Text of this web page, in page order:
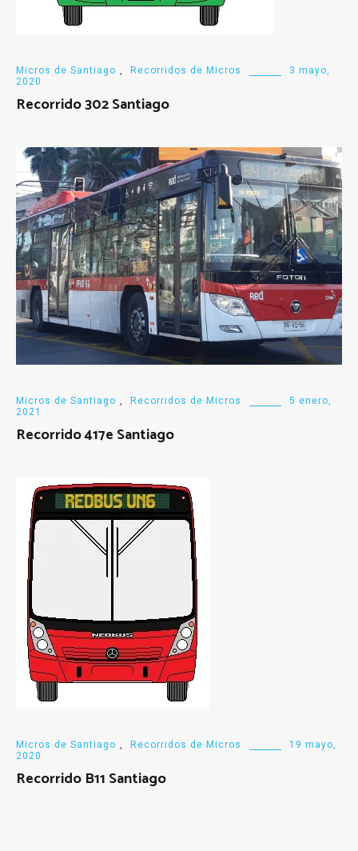
Micros de Santiago , Recorridos de Micros
3 mayo,
2020
Recorrido 302 Santiago
Micros de Santiago , Recorridos de Micros
5 enero,
2021
Recorrido 417e Santiago
Micros de Santiago , Recorridos de Micros
19 mayo,
2020
Recorrido B11 Santiago